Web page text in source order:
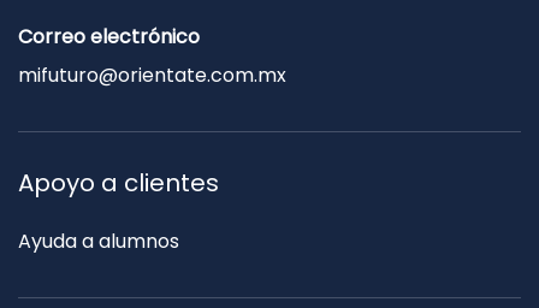
Correo electrónico
mifuturo@orientate.com.mx
Apoyo a clientes
Ayuda a alumnos